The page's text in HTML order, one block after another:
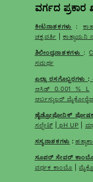
ವರ್ಗದ ಪ್ರಕಾರ
ಕೀಟನಾಶಕಗಳು :
ಚಕ್ರವರ್ತಿ |ಕಾತ್ಯಾಯನಿ
ಶಿಲೀಂಧ್ರನಾಶಕಗಳು :
ಸಮರ್ಥ
ಎಲ್ಲಾ ರಸಗೊಬ್ಬರಗಳು :
ಆಸಿಡ್ 0.001 % L
ಆರ್ಬಸ್ಕುಲರ್
ಹೈಡ್ರೋಪೋನಿಕ್
ಸಲ್ಫೇಟ್
pH UP
ಸಸ್ಯನಾಶಕಗಳು :
ಸೂಪರ್ ಸೇವರ್
ವರ್ಧಕ ಕಾಂಬೊ |